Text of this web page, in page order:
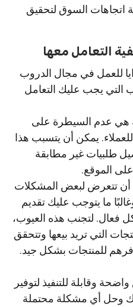
اتجاهات السوق لتحقيق
التعامل معها
للعمل في مجال الدروب
التي يجب عليك التعامل
هي عدم السيطرة على
يمكن أن يتسبب هذا
طلبيات غير مطابقة
الموقع.
أن تتعرض لبعض المشكلات
ما يتوجب عليك تقديم
فعال. لتجنب هذه العيوب،
التي تريد بيعها وتتحقق
للمنتجات بشكل جيد.
وقابلة للتنفيذ لتوفير
وحل أي مشكلة محتملة